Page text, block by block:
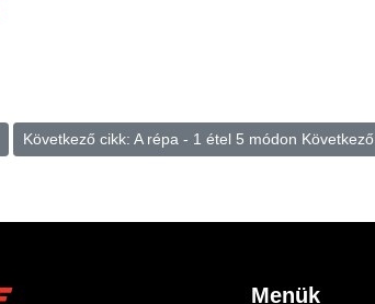
Következő cikk: A répa - 1 étel 5 módon Következő
Menük